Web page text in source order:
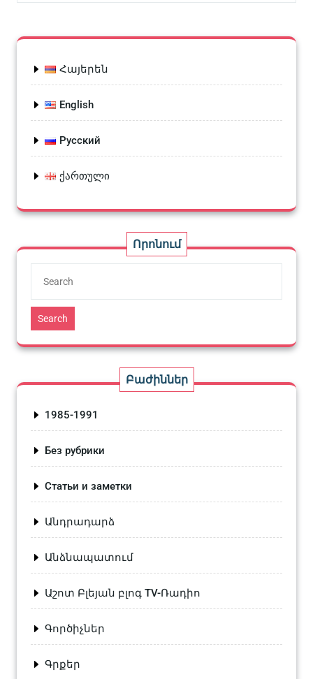
Հայերեն
English
Русский
ქართული
Որոնում
Search
Բաժիններ
1985-1991
Без рубрики
Статьи и заметки
Անդրադարձ
Անձնապատում
Աշոտ Բլեյան բլոգ TV-Ռադիո
Գործիչներ
Գրքեր